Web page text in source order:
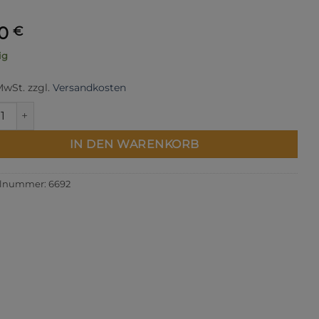
€
zzgl. Versandkosten
- Table Runner Menge
IN DEN WARENKORB
6692